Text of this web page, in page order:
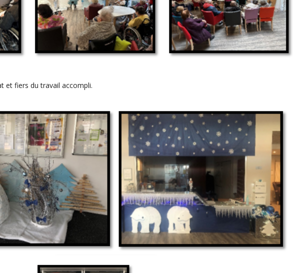
et fiers du travail accompli.